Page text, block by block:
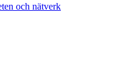
och nätverk